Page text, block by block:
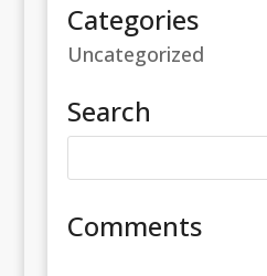
Categories
Uncategorized
Search
Comments